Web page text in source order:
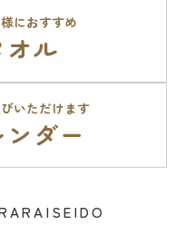
におすすめ
ル
いただけます
ダー